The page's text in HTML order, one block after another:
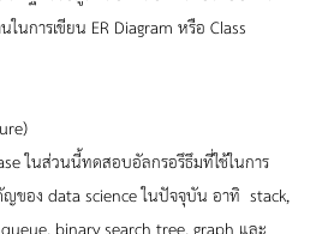
นการเขียน ER Diagram หรือ Class
ในส่วนนี้ทดสอบอัลกรอรึธึมที่ใช้ในการ
ของ data science ในปัจจุบัน อาทิ stack,